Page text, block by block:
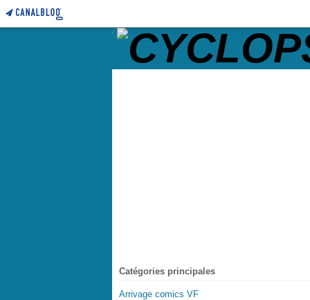
Catégories principales
Arrivage comics VF